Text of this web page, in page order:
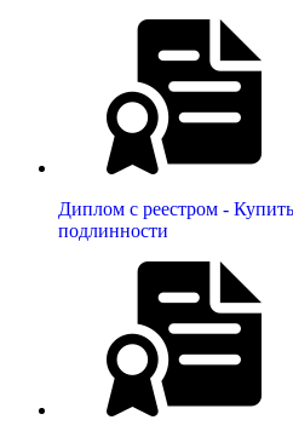
Диплом с реестром -
подлинности